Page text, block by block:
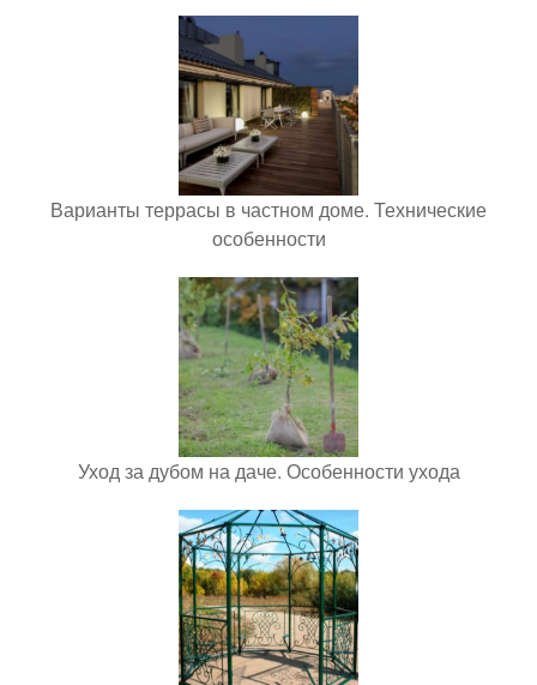
Варианты террасы в частном доме. Технические
особенности
Уход за дубом на даче. Особенности ухода